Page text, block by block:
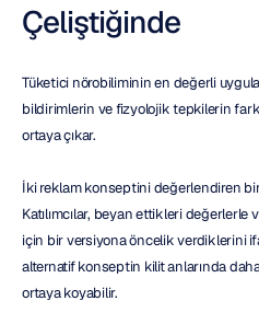
Çeliştiğinde
Tüketici nörobiliminin en değerli
bildirimlerin ve fizyolojik tepkilerin
ortaya çıkar.
İki reklam konseptini değerlendiren
Katılımcılar, beyan ettikleri
için bir versiyona öncelik verdiklerini
alternatif konseptin kilit anlarında
ortaya koyabilir.